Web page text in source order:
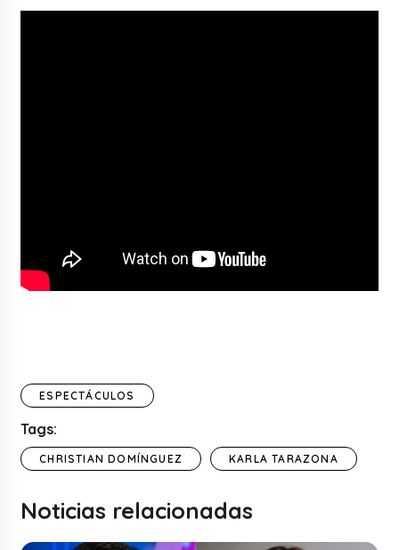
ESPECTÁCULOS
Tags:
CHRISTIAN DOMÍNGUEZ KARLA TARAZONA
Noticias relacionadas